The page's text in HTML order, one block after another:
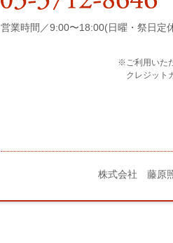
営業時間／9:00〜18:00(日曜・祭日定
※ご利用いた
クレジット
株式会社 藤原